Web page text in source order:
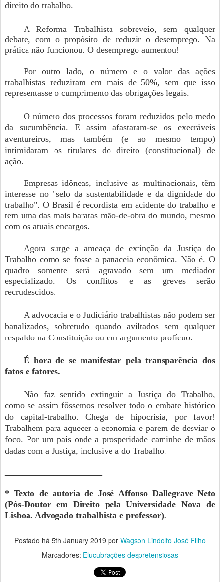
direito do trabalho.
A Reforma Trabalhista sobreveio, sem qualquer
debate, com o propósito de reduzir o desemprego. Na
prática não funcionou. O desemprego aumentou!
Por outro lado, o número e o valor das ações
trabalhistas reduziram em mais de 50%, sem que isso
representasse o cumprimento das obrigações legais.
O número dos processos foram reduzidos pelo medo
da sucumbência. E assim afastaram-se os execráveis
aventureiros, mas também (e ao mesmo tempo)
intimidaram os titulares do direito (constitucional) de
ação.
Empresas idôneas, inclusive as multinacionais, têm
interesse no "selo da sustentabilidade e da dignidade do
trabalho". O Brasil é recordista em acidente do trabalho e
tem uma das mais baratas mão-de-obra do mundo, mesmo
com os atuais encargos.
Agora surge a ameaça de extinção da Justiça do
Trabalho como se fosse a panaceia econômica. Não é. O
quadro somente será agravado sem um mediador
especializado. Os conflitos e as greves serão
recrudescidos.
A advocacia e o Judiciário trabalhistas não podem ser
banalizados, sobretudo quando aviltados sem qualquer
respaldo na Constituição ou em argumento profícuo.
É hora de se manifestar pela transparência dos
fatos e fatores.
Não faz sentido extinguir a Justiça do Trabalho,
como se assim fôssemos resolver todo o embate histórico
do capital-trabalho. Chega de hipocrisia, por favor!
Trabalhem para aquecer a economia e parem de desviar o
foco. Por um país onde a prosperidade caminhe de mãos
dadas com a Justiça, inclusive a do Trabalho.
* Texto de autoria de José Affonso Dallegrave Neto
(Pós-Doutor em Direito pela Universidade Nova de
Lisboa. Advogado trabalhista e professor).
Postado há 5th January 2019 por Wagson Lindolfo José Filho
Marcadores: Elucubrações despretensiosas